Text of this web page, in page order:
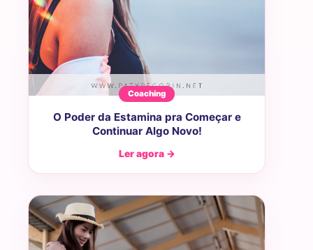
Coaching
O Poder da Estamina pra Começar e
Continuar Algo Novo!
Ler agora →